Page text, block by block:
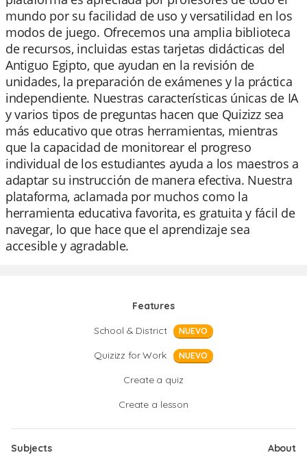
mundo por su facilidad de uso y versatilidad en los
modos de juego. Ofrecemos una amplia biblioteca
de recursos, incluidas estas tarjetas didácticas del
Antiguo Egipto, que ayudan en la revisión de
unidades, la preparación de exámenes y la práctica
independiente. Nuestras características únicas de IA
y varios tipos de preguntas hacen que Quizizz sea
más educativo que otras herramientas, mientras
que la capacidad de monitorear el progreso
individual de los estudiantes ayuda a los maestros a
adaptar su instrucción de manera efectiva. Nuestra
plataforma, aclamada por muchos como la
herramienta educativa favorita, es gratuita y fácil de
navegar, lo que hace que el aprendizaje sea
accesible y agradable.
Features
School & District
NUEVO
Quizizz for Work NUEVO
Create a quiz
Create a lesson
Subjects
About